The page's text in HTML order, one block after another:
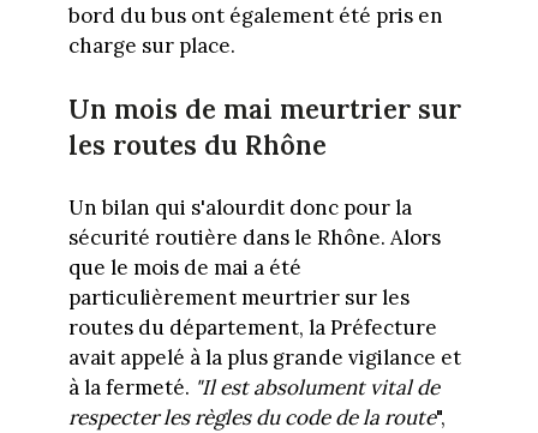
bord du bus ont également été pris en
charge sur place.
Un mois de mai meurtrier sur
les routes du Rhône
Un bilan qui s'alourdit donc pour la
sécurité routière dans le Rhône. Alors
que le mois de mai a été
particulièrement meurtrier sur les
routes du département, la Préfecture
avait appelé à la plus grande vigilance et
à la fermeté. "Il est absolument vital de
respecter les règles du code de la route",